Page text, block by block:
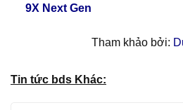
9X Next Gen
Tham khảo bởi:
Tin tức bds Khác: